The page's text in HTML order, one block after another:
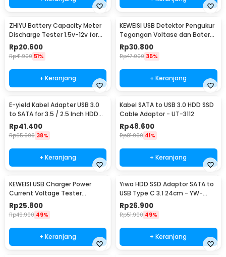
ZHIYU Battery Capacity Meter
Discharge Tester 1.5v-12v for
18650 - HW-586
Rp20.600
Rp41.900 51%
+ Keranjang
KEWEISI USB Detektor Pengukur
Tegangan Voltase dan Baterai
Tester - KWS-V20
Rp30.800
Rp47.000 35%
+ Keranjang
E-yield Kabel Adapter USB 3.0
to SATA for 3.5 / 2.5 Inch HDD
SSD 40cm - ZD0004
Rp41.400
Rp65.900 38%
+ Keranjang
Kabel SATA to USB 3.0 HDD SSD
Cable Adaptor - UT-3112
Rp48.600
Rp81.900 41%
+ Keranjang
KEWEISI USB Charger Power
Current Voltage Tester
Detector 3-20V 0-3A - KWS-
10VA
Rp25.800
Rp49.900 49%
+ Keranjang
Yiwa HDD SSD Adaptor SATA to
USB Type C 3.1 24cm - YW-
4072
Rp26.900
Rp51.900 49%
+ Keranjang